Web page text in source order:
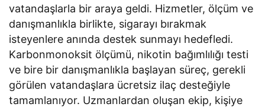
vatandaşlarla bir araya geldi. Hizmetler, ölçüm ve
danışmanlıkla birlikte, sigarayı bırakmak
isteyenlere anında destek sunmayı hedefledi.
Karbonmonoksit ölçümü, nikotin bağımlılığı testi
ve bire bir danışmanlıkla başlayan süreç, gerekli
görülen vatandaşlara ücretsiz ilaç desteğiyle
tamamlanıyor. Uzmanlardan oluşan ekip, kişiye